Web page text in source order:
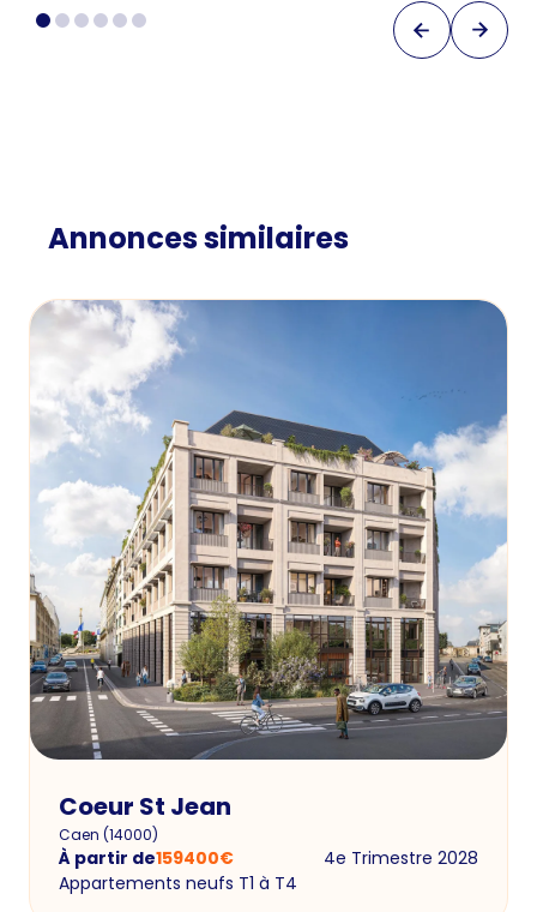
Annonces similaires
Coeur St Jean
Caen (14000)
À partir de159400€
4e Trimestre 2028
Appartements neufs T1 à T4